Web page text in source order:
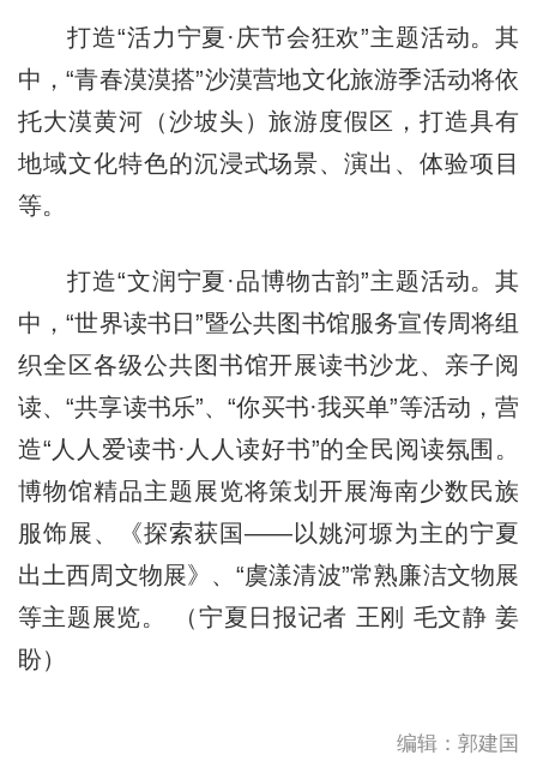
打造“活力宁夏·庆节会狂欢”主题活动。其
中，“青春漠漠搭”沙漠营地文化旅游季活动将依
托大漠黄河（沙坡头）旅游度假区，打造具有
地域文化特色的沉浸式场景、演出、体验项目
等。
打造“文润宁夏·品博物古韵”主题活动。其
中，“世界读书日”暨公共图书馆服务宣传周将组
织全区各级公共图书馆开展读书沙龙、亲子阅
读、“共享读书乐”、“你买书·我买单”等活动，营
造“人人爱读书·人人读好书”的全民阅读氛围。
博物馆精品主题展览将策划开展海南少数民族
服饰展、《探索获国——以姚河塬为主的宁夏
出土西周文物展》、“虞漾清波”常熟廉洁文物展
等主题展览。 （宁夏日报记者 王刚 毛文静 姜
盼）
编辑：郭建国